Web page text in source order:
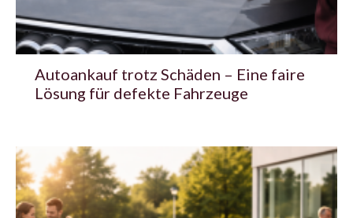
Autoankauf trotz Schäden – Eine faire
Lösung für defekte Fahrzeuge